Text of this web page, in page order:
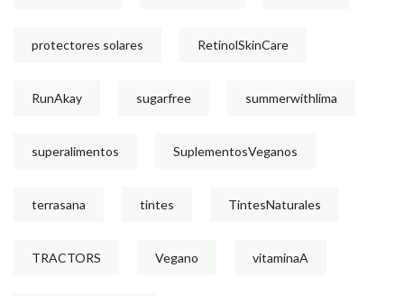
protectores solares RetinolSkinCare
RunAkay sugarfree summerwithlima
superalimentos SuplementosVeganos
terrasana tintes TintesNaturales
TRACTORS Vegano vitaminaA